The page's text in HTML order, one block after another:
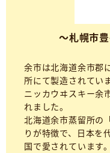
～札幌市
余市は北海道余市郡
所にて製造されていま
ニッカウヰスキー余
れました。
北海道余市蒸留所の
りが特徴で、日本を
国で愛されています。